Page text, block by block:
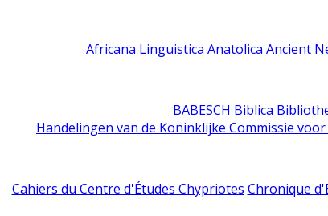
Africana Linguistica Anatolica Ancient
BABESCH Biblica
Handelingen van de Koninklijke Commissie voor
Cahiers du Centre d'Études Chypriotes Chronique